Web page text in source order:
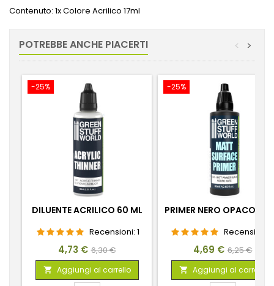
Contenuto: 1x Colore Acrilico 17ml
POTREBBE ANCHE PIACERTI >
<
-25%
DILUENTE ACRILICO 60 ML
Recensioni: 1
Prezzo
4,73 € Prezzo
base
6,30 €
 Aggiungi al carrello
-25%
PRIMER NERO OPACO
Recensioni:
Prezzo
4,69 € Prezzo
base
6,25 €
 Aggiungi al carrello